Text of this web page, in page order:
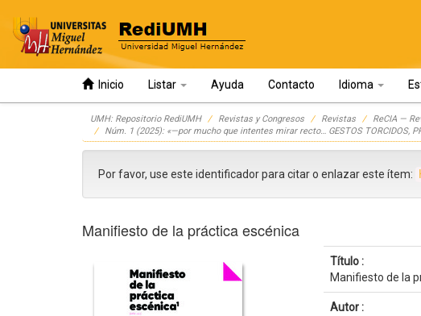
Inicio Listar Ayuda Contacto Idioma
UMH: Repositorio RediUMH Revistas y Congresos Revistas
ReCIA —
Núm. 1 (2025): «—por mucho que intentes mirar recto… GESTOS TORCIDOS,
Por favor, use este identificador para citar o enlazar este ítem:
Manifiesto de la práctica escénica
Título :
Manifiesto de la
Autor :